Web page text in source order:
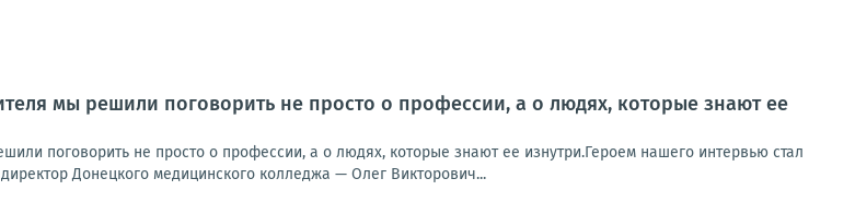
мы решили поговорить не просто о профессии, а о людях, которые знают ее
поговорить не просто о профессии, а о людях, которые знают ее изнутри.Героем нашего интервью стал
Донецкого медицинского колледжа — Олег Викторович...